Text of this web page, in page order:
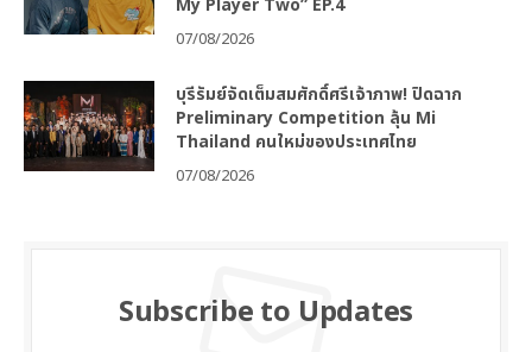
07/08/2026
บุรีรัมย์จัดเต็มสมศักดิ์ศรีเจ้าภาพ! ปิดฉาก
Preliminary Competition ลุ้น Mi
Thailand คนใหม่ของประเทศไทย
07/08/2026
Subscribe to Updates